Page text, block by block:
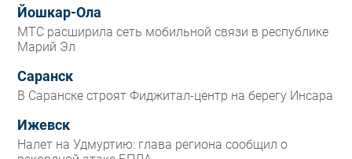
Йошкар-Ола
МТС расширила сеть мобильной связи в республике
Марий Эл
Саранск
В Саранске строят Фиджитал-центр на берегу Инсара
Ижевск
Налет на Удмуртию: глава региона сообщил о